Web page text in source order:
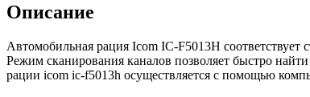
Описание
Автомобильная рация Icom IC-F5013H
Режим сканирования каналов позволяет быстро
рации icom ic-f5013h осуществляется с помощью